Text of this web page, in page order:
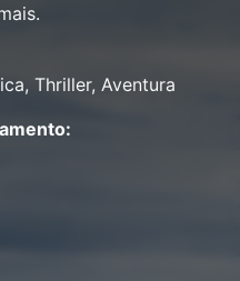
Thriller, Aventura